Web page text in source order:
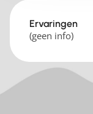
Ervaringen
(geen info)